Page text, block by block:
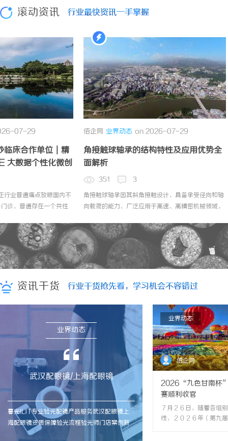
滚动资讯 行业最快资讯一手掌握
行业最快资讯一手掌握
佰企网 业界动态 on 2026-07-29
角接触球轴承的结构特性及应用优势全
面解析
角接触球轴承因其斜角接触设计，具备承受径向和轴
向载荷的能力，广泛应用于高速、高精密机械领域，
佰企网 业界动态
揭秘成都私家侦探
成都私家侦探行业在感情
追踪等领域发展迅速。选
资讯干货 行业干货抢先看，学习机会不容错过
行业干货抢先看，学习机会不容错过
业界动态
武汉配眼镜/上海配眼镜
暮光ILIT专业验光配镜产品服务武汉配眼镜上
海配眼镜资质保障验光流程验光师门店案例新
闻资讯联系武汉配眼镜/上海配眼镜
业界动态
2026-07-29
佰企网
2026“九色甘南杯”
赛顺利收官
７月２６日，随着各组
线，２０２６年（第九